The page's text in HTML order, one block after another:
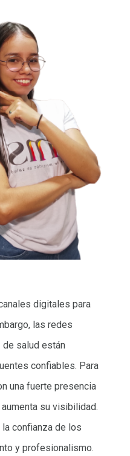
digitales para
las redes
salud están
confiables. Para
una fuerte presencia
su visibilidad.
confianza de los
y profesionalismo.